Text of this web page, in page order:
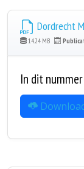
Dordrecht
14.24 MB
In dit nummer